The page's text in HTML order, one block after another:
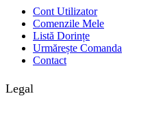
Cont Utilizator
Comenzile Mele
Listă Dorințe
Urmărește Comanda
Contact
Legal